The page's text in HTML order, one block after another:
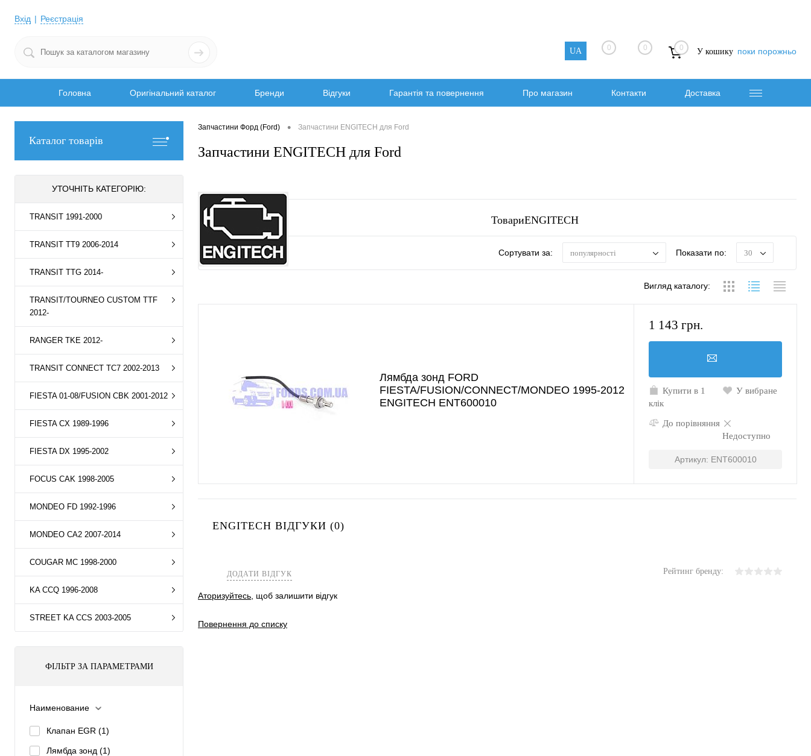
Вхід Реєстрація
UA 0 0 0 У кошику поки порожньо
Головна Оригінальний каталог Бренди Відгуки Гарантія та повернення Про магазин Контакти Доставка
Каталог товарів
УТОЧНІТЬ КАТЕГОРІЮ:
TRANSIT 1991-2000
TRANSIT TT9 2006-2014
TRANSIT TTG 2014-
TRANSIT/TOURNEO CUSTOM TTF
2012-
RANGER TKE 2012-
TRANSIT CONNECT TC7 2002-2013
FIESTA 01-08/FUSION CBK 2001-2012
FIESTA CX 1989-1996
FIESTA DX 1995-2002
FOCUS CAK 1998-2005
MONDEO FD 1992-1996
MONDEO CA2 2007-2014
COUGAR MC 1998-2000
KA CCQ 1996-2008
STREET KA CCS 2003-2005
ФІЛЬТР ЗА ПАРАМЕТРАМИ
Наименование
Клапан EGR (1)
Лямбда зонд (1)
Запчастини Форд (Ford) • Запчастини ENGITECH для Ford
Запчастини ENGITECH для Ford
ТовариENGITECH
Сортувати за: популярності Показати по: 30
Вигляд каталогу:
Лямбда зонд FORD
FIESTA/FUSION/CONNECT/MONDEO 1995-2012
ENGITECH ENT600010
1 143 грн.
Купити в 1
клік
У вибране
До порівняння
Недоступно
Артикул: ENT600010
ENGITECH ВІДГУКИ (0)
ДОДАТИ ВІДГУК Рейтинг бренду:
Аторизуйтесь, щоб залишити відгук
Повернення до списку